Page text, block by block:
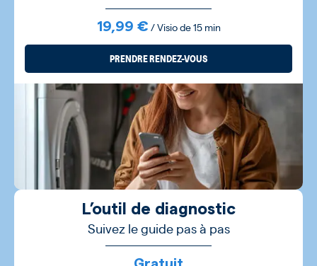
19,99 € / Visio de 15 min
PRENDRE RENDEZ-VOUS
L’outil de diagnostic
Suivez le guide pas à pas